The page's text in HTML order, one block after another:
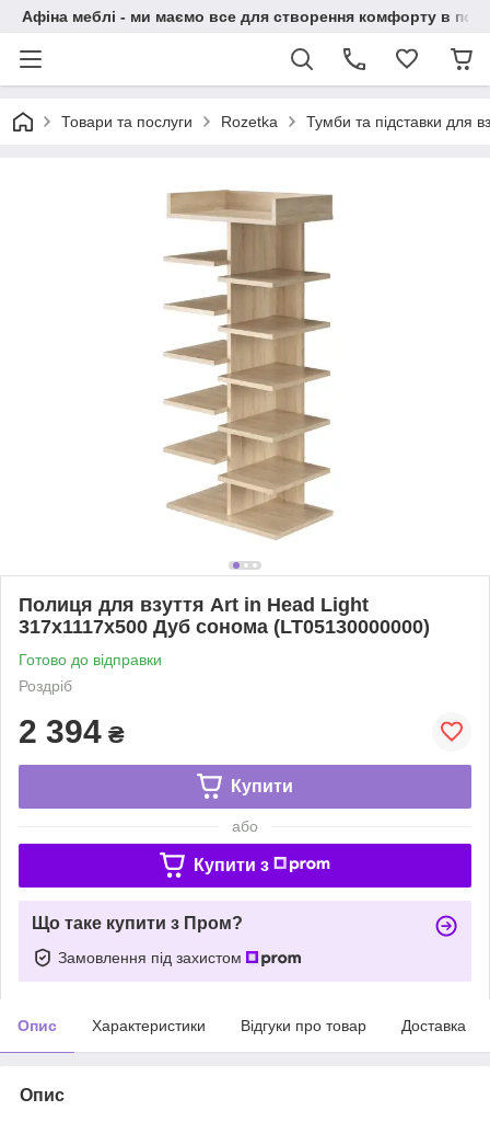
Афіна меблі - ми маємо все для створення комфорту в
Товари та послуги Rozetka Тумби та підставки для
Полиця для взуття Art in Head Light
317x1117x500 Дуб сонома (LT05130000000)
Готово до відправки
Роздріб
2 394 ₴
Купити
або
Купити з
Що таке купити з Пром?
Замовлення під захистом
Опис Характеристики Відгуки про товар Доставка
Опис